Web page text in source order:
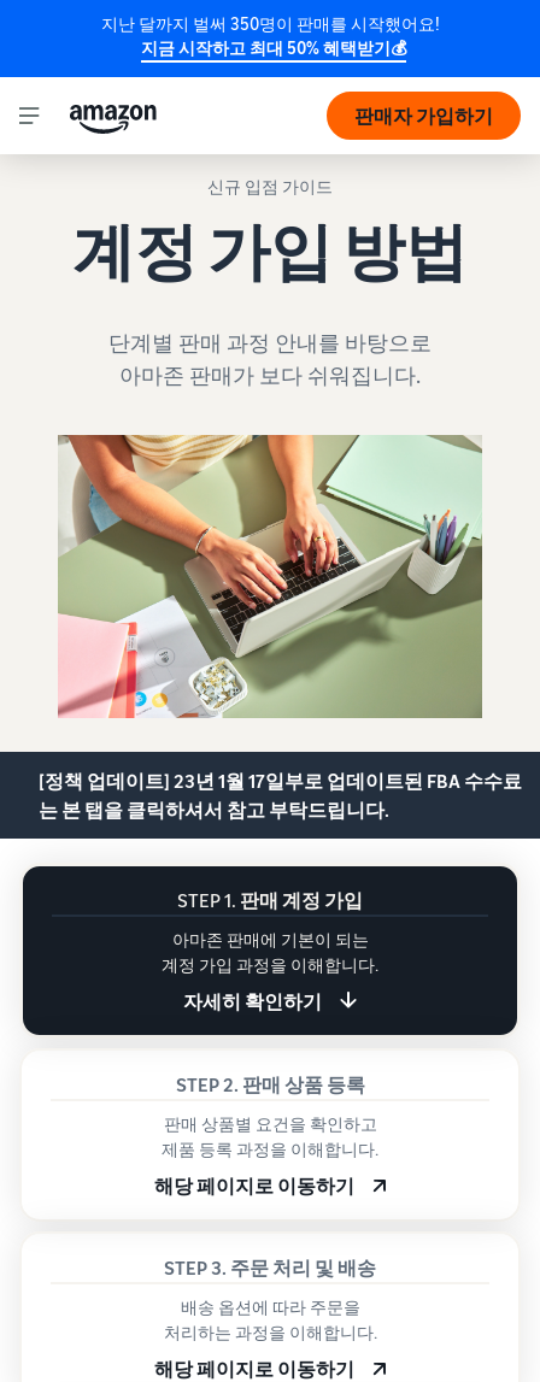
지난 달까지 벌써 350명이 판매를 시작했어요!
지금 시작하고 최대 50% 혜택받기💰
판매자 가입하기
신규 입점 가이드
계정 가입 방법
단계별 판매 과정 안내를 바탕으로
아마존 판매가 보다 쉬워집니다.
[정책 업데이트] 23년 1월 17일부로 업데이트된 FBA 수수료
는 본 탭을 클릭하셔서 참고 부탁드립니다.
STEP 1. 판매 계정 가입
아마존 판매에 기본이 되는
계정 가입 과정을 이해합니다.
자세히 확인하기
STEP 2. 판매 상품 등록
판매 상품별 요건을 확인하고
제품 등록 과정을 이해합니다.
해당 페이지로 이동하기
STEP 3. 주문 처리 및 배송
배송 옵션에 따라 주문을
처리하는 과정을 이해합니다.
해당 페이지로 이동하기